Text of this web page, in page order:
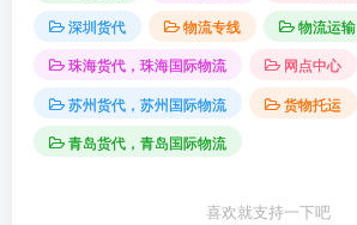
深圳货代
物流专线
物流运输
珠海货代，珠海国际物流
网点中心
苏州货代，苏州国际物流
货物托运
青岛货代，青岛国际物流
喜欢就支持一下吧